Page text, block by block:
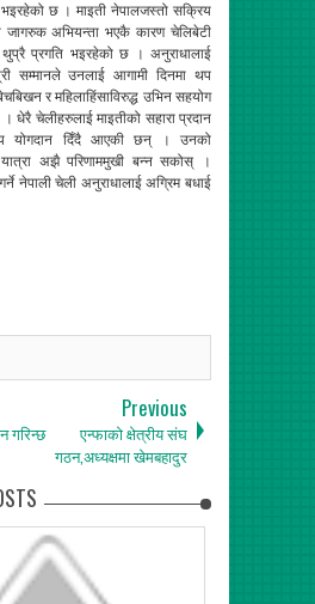
छ । माइती नेपालजस्तो सक्रिय
जागरुक अभियन्ता भएकै कारण चेलिबेटी
प्रगति भइरहेको छ । अनुराधालाई
सम्मानले उनलाई आगामी दिनमा थप
र महिलाहिंसाविरुद्ध उभिन सहयोग
। धेरै चेलीहरुलाई माइतीको सहारा प्रदान
योगदान दिँदै आएकी छन् । उनको
अझै परिणाममुखी बन्न सकोस् ।
नेपाली चेली अनुराधालाई अग्रिम बधाई
गरिन्छ
Previous
एन्फाको क्षेत्रीय संघ
गठन,अध्यक्षमा खेमबहादुर